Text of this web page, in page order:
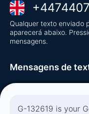
+
Qualquer texto enviado
aparecerá abaixo.
mensagens.
Mensagens de
G-132619 is your